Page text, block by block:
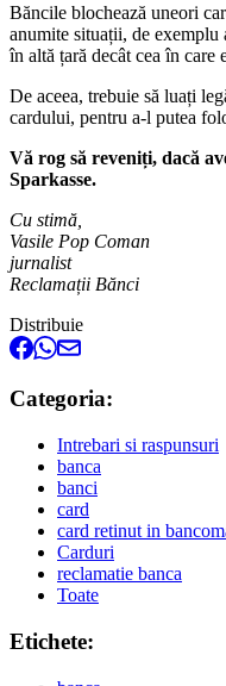
Băncile blochează uneori
anumite situații, de exemplu
în altă țară decât cea în care
De aceea, trebuie să luați
cardului, pentru a-l putea
Vă rog să reveniți, dacă
Sparkasse.
Cu stimă,
Vasile Pop Coman
jurnalist
Reclamații Bănci
Distribuie
Categoria:
Intrebari si raspunsuri
banca
banci
card
card retinut in
Carduri
reclamatie banca
Toate
Etichete: